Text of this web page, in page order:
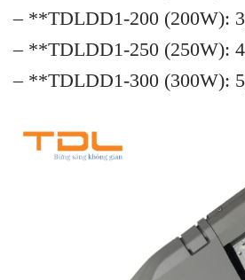
– **TDLDD1-200 (200W):
– **TDLDD1-250 (250W):
– **TDLDD1-300 (300W):